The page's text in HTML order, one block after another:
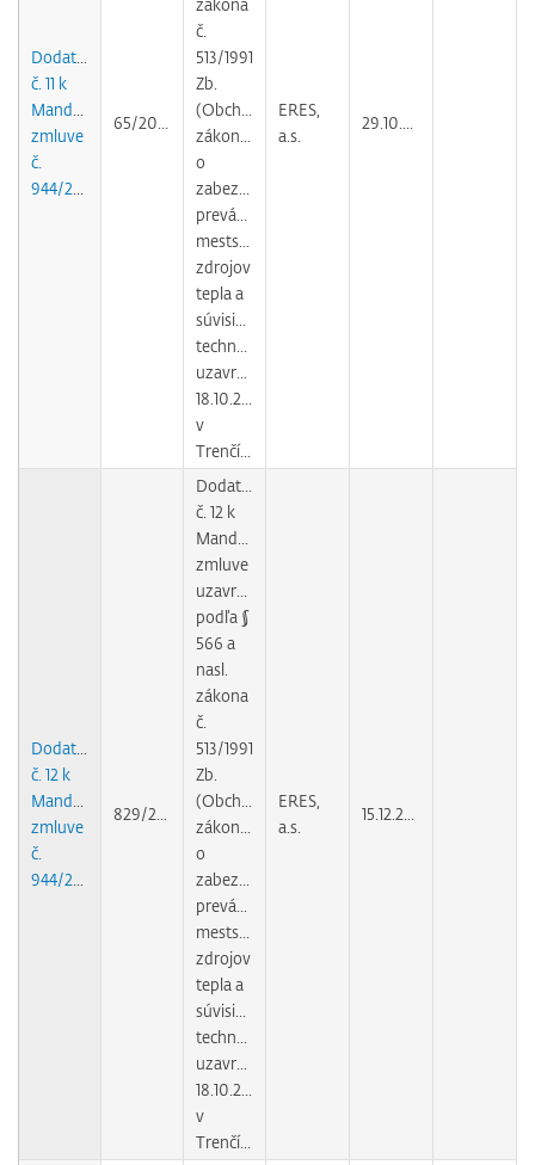
Dodatok
č. 11 k
Mandátnej
zmluve
č.
zákona
č.
513/1991
Zb.
(Obchodného
zákonníka)
o
zabezpečovaní
prevádzky
mestských
zdrojov
tepla a
súvisiacich
technológií
uzavretej
18.10.2004
v
Trenčíne
ERES,
a.s.
Dodatok
č. 12 k
Mandátnej
zmluve
č.
Dodatok
č. 12 k
Mandátnej
zmluve
uzavretej
podľa §
566 a
nasl.
zákona
č.
513/1991
Zb.
(Obchodného
zákonníka)
o
zabezpečovaní
prevádzky
mestských
zdrojov
tepla a
súvisiacich
technológií
uzavretej
18.10.2004
v
Trenčíne
ERES,
a.s.